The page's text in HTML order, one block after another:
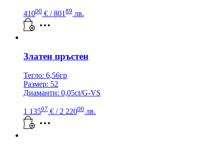
41000 € / 80189 лв.
Златен пръстен
Тегло: 6,56гр
Размер: 52
Диаманти: 0,05ct/G-VS
1 13507 € / 2 22000 лв.